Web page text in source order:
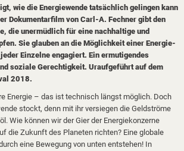
wie die Energiewende tatsächlich gelingen kann
Dokumentarfilm von Carl-A. Fechner gibt den
die unermüdlich für eine nachhaltige und
Sie glauben an die Möglichkeit einer Energie-
Einzelne engagiert. Ein ermutigendes
soziale Gerechtigkeit. Uraufgeführt auf dem
2018.
Energie – das ist technisch längst möglich. Doch
stockt, denn mit ihr versiegen die Geldströme
Wie können wir der Gier der Energiekonzerne
die Zukunft des Planeten richten? Eine globale
eine Bewegung von unten entstehen! In